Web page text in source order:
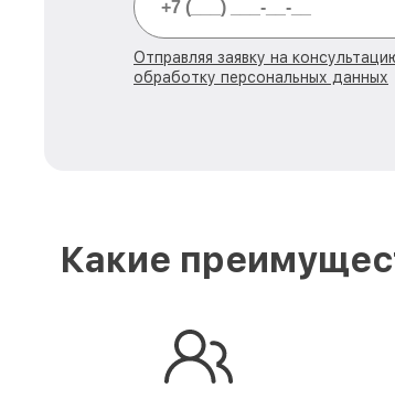
Отправляя заявку на
обработку персональных данных
Какие